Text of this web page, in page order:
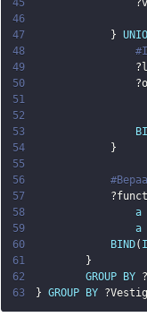
45
46
47
}
48
49
50
51
52
53
54
}
55
56
57
58
a
59
a
60
BIND(
61
}
62
GROUP BY
63
} GROUP BY